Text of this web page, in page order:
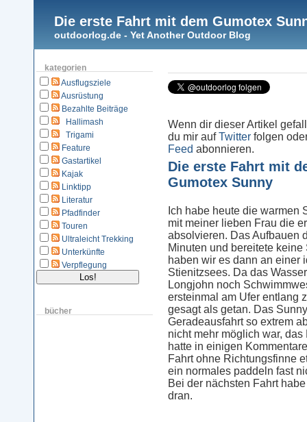
Die erste Fahrt mit dem Gumotex
outdoorlog.de - Yet Another Outdoor Blog
kategorien
Ausflugsziele
Ausrüstung
Bezahlte Beiträge
Hallimash
Trigami
Feature
Gastartikel
Kajak
Linktipp
Literatur
Pfadfinder
Touren
Ultraleicht Trekking
Unterkünfte
Verpflegung
bücher
Wenn dir dieser Artikel
du mir aufTwitter folgen
Feed abonnieren.
Die erste Fahrt mit
Gumotex Sunny
Ich habe heute die warmen
mit meiner lieben Frau die
absolvieren. Das Aufbauen
Minuten und bereitete
haben wir es dann an einer
Stienitzsees. Da das
Longjohn noch
ersteinmal am Ufer entlang
gesagt als getan. Das
Geradeausfahrt so extrem
nicht mehr möglich war,
hatte in einigen
Fahrt ohne Richtungsfinne
ein normales paddeln fast
Bei der nächsten Fahrt
dran.